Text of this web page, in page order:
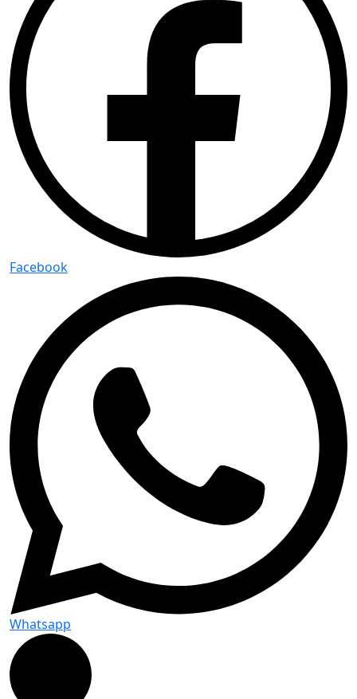
Facebook
Whatsapp